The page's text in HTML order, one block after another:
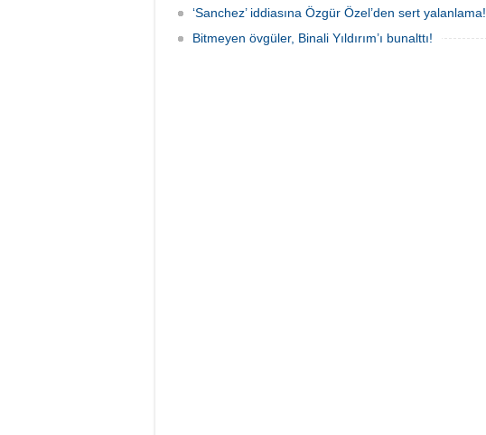
‘Sanchez’ iddiasına Özgür Özel’den sert yalanlama!
Bitmeyen övgüler, Binali Yıldırım’ı bunalttı!